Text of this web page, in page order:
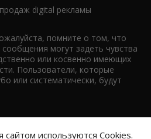
digital рекламы
помните о том, что
могут задеть чувства
или косвенно имеющих
Пользователи, которые
или систематически, будут
используются Cookies.